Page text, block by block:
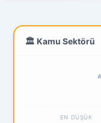
🏛️ Kamu Sektörü
EN DÜŞÜK